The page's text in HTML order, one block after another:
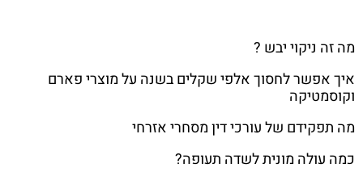
מה זה ניקוי יבש ?
איך אפשר לחסוך אלפי שקלים בשנה על מוצרי פארם
וקוסמטיקה
מה תפקידם של עורכי דין מסחרי אזרחי
כמה עולה מונית לשדה תעופה?